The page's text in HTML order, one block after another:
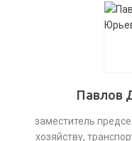
Павлов
заместитель
хозяйству,